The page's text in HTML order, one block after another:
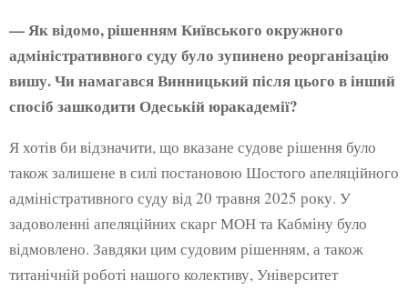
— Як відомо, рішенням Київського окружного
адміністративного суду було зупинено реорганізацію
вишу. Чи намагався Винницький після цього в інший
спосіб зашкодити Одеській юракадемії?
Я хотів би відзначити, що вказане судове рішення було
також залишене в силі постановою Шостого апеляційного
адміністративного суду від 20 травня 2025 року. У
задоволенні апеляційних скарг МОН та Кабміну було
відмовлено. Завдяки цим судовим рішенням, а також
титанічній роботі нашого колективу, Університет